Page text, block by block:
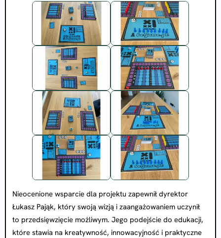
Nieocenione wsparcie dla projektu zapewnił dyrektor
Łukasz Pająk, który swoją wizją i zaangażowaniem uczynił
to przedsięwzięcie możliwym. Jego podejście do edukacji,
które stawia na kreatywność, innowacyjność i praktyczne